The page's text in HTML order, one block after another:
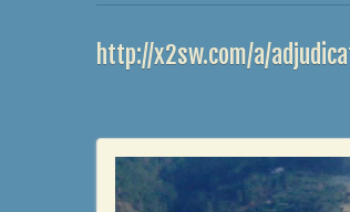
http://x2sw.com/a/